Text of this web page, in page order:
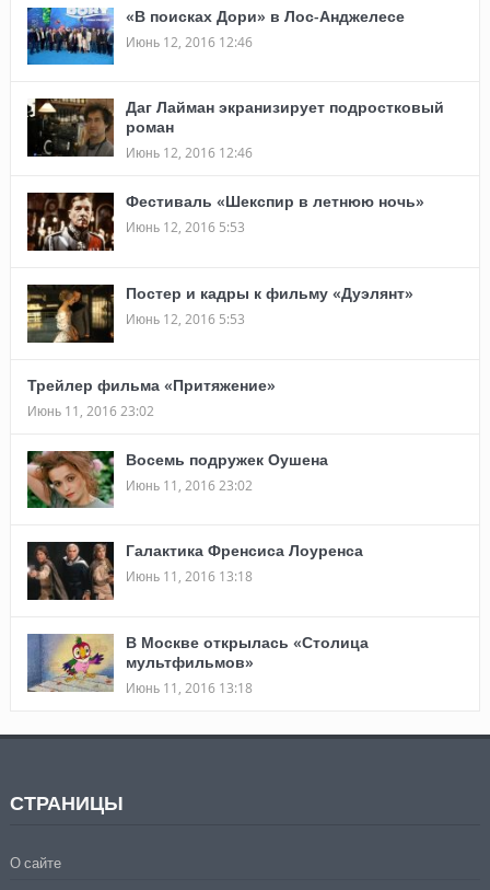
«В поисках Дори» в Лос-Анджелесе
Июнь 12, 2016 12:46
Даг Лайман экранизирует подростковый
роман
Июнь 12, 2016 12:46
Фестиваль «Шекспир в летнюю ночь»
Июнь 12, 2016 5:53
Постер и кадры к фильму «Дуэлянт»
Июнь 12, 2016 5:53
Трейлер фильма «Притяжение»
Июнь 11, 2016 23:02
Восемь подружек Оушена
Июнь 11, 2016 23:02
Галактика Френсиса Лоуренса
Июнь 11, 2016 13:18
В Москве открылась «Столица
мультфильмов»
Июнь 11, 2016 13:18
СТРАНИЦЫ
О сайте